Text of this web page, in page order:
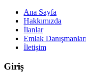
Ana Sayfa
Hakkımızda
İlanlar
Emlak Danışmanları
İletişim
Giriş